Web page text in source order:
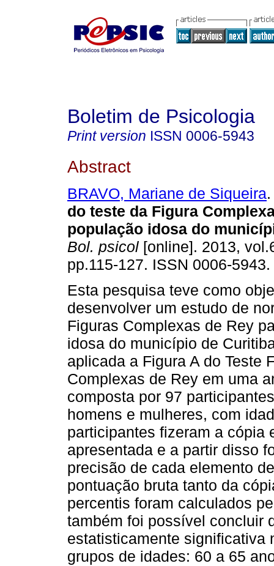
Boletim de Psicologia
Print version ISSN 0006-5943
Abstract
BRAVO, Mariane de Siqueira.
do teste da Figura
população idosa do
Bol. psicol [online]. 2013,
pp.115-127. ISSN 0006-5943.
Esta pesquisa teve como
desenvolver um estudo de
Figuras Complexas de Rey
idosa do município de
aplicada a Figura A do Teste
Complexas de Rey em uma
composta por 97
homens e mulheres, com
participantes fizeram a cópia
apresentada e a partir disso
precisão de cada elemento
pontuação bruta tanto da
percentis foram calculados
também foi possível concluir
estatisticamente significativa
grupos de idades: 60 a 65